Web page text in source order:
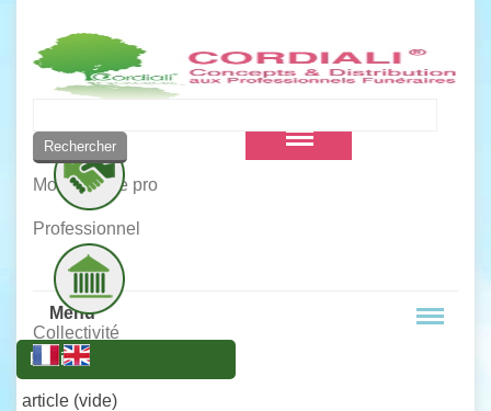
Professionnel
Collectivité
Mon compte pro
Menu
Panier
article (vide)